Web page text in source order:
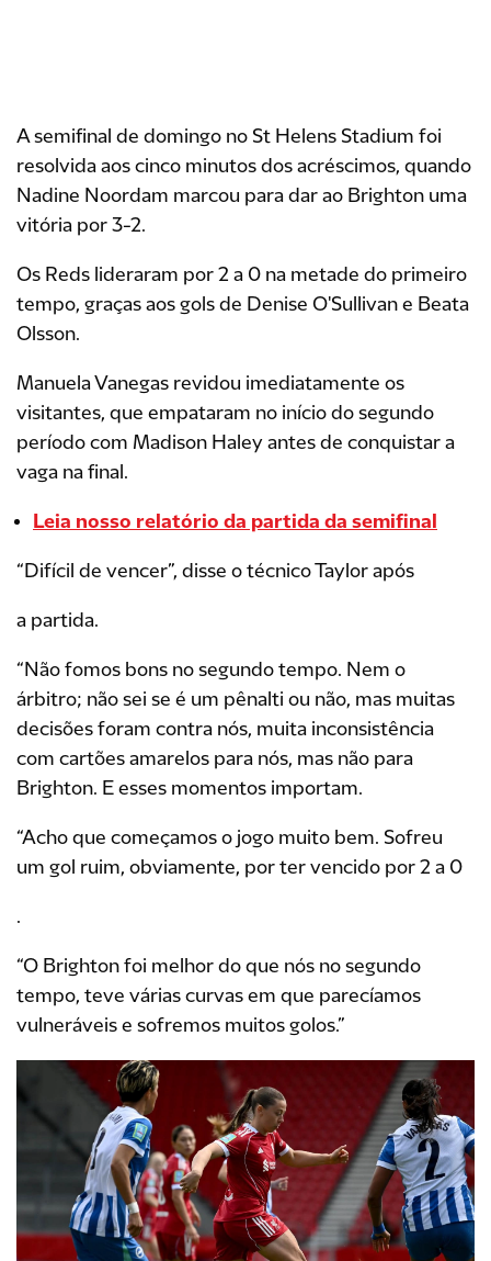
A semifinal de domingo no St Helens Stadium foi
resolvida aos cinco minutos dos acréscimos, quando
Nadine Noordam marcou para dar ao Brighton uma
vitória por 3-2.
Os Reds lideraram por 2 a 0 na metade do primeiro
tempo, graças aos gols de Denise O'Sullivan e Beata
Olsson.
Manuela Vanegas revidou imediatamente os
visitantes, que empataram no início do segundo
período com Madison Haley antes de conquistar a
vaga na final.
Leia nosso relatório da partida da semifinal
“Difícil de vencer”, disse o técnico Taylor após
a partida.
“Não fomos bons no segundo tempo. Nem o
árbitro; não sei se é um pênalti ou não, mas muitas
decisões foram contra nós, muita inconsistência
com cartões amarelos para nós, mas não para
Brighton. E esses momentos importam.
“Acho que começamos o jogo muito bem. Sofreu
um gol ruim, obviamente, por ter vencido por 2 a 0
.
“O Brighton foi melhor do que nós no segundo
tempo, teve várias curvas em que parecíamos
vulneráveis e sofremos muitos golos.”